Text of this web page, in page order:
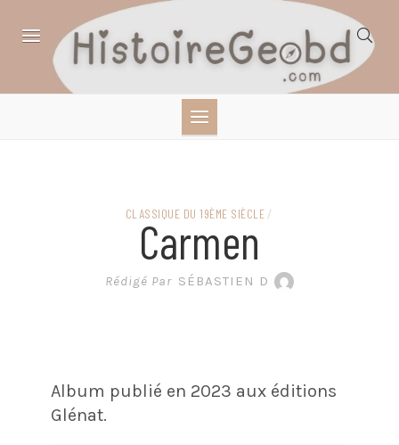
SCIENCES,
LITTÉRATURE EN
BANDE DESSINÉE
CLASSIQUE DU 19ÈME SIÈCLE /
Carmen
Rédigé Par SÉBASTIEN D
Album publié en 2023 aux éditions
Glénat.